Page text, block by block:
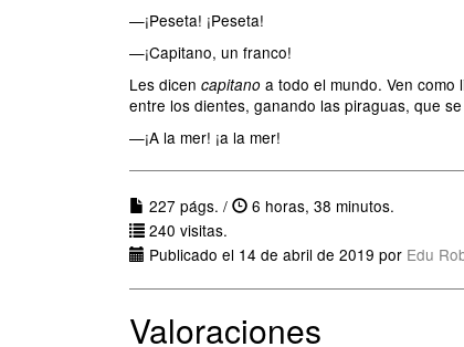
—¡Peseta! ¡Peseta!
—¡Capitano, un franco!
Les dicen capitano a todo el mundo. Ven
entre los dientes, ganando las piraguas, que
—¡A la mer! ¡a la mer!
227 págs. /
6 horas, 38 minutos.
240 visitas.
Publicado el 14 de abril de 2019 por Edu
Valoraciones